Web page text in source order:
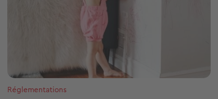
Réglementations